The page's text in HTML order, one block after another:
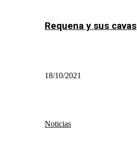
Requena y sus cavas
18/10/2021
Noticias